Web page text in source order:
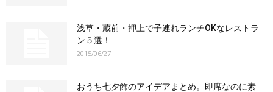
浅草・蔵前・押上で子連れランチOKなレストラ
ン５選！
2015/06/27
おうち七夕飾のアイデアまとめ。即席なのに素